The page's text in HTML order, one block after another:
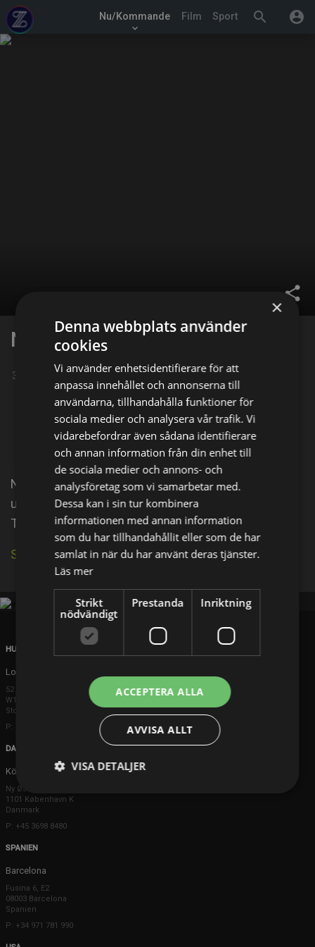
search account_circle
Nu/Kommande
keyboard_arrow_down
Film Sport
share
Nicola Rignanese
30-11-1965
Facebook X E-postadress
Nicola Rignanese is an actor, known for La mafia
uccide solo d'estate (2016), Il cacciatore (2018) and
The Rats (2018).
Se källa på IMDb
HUVUDKONTOR
London
52 Brook Street
W1K 5DS London
Storbritannien
P: +44 203 608 8181
DANMARK
Köpenhamn
Ny Østergade 20
1101 København K
Danmark
P: +45 3698 8480
SPANIEN
Barcelona
Fusina 6, E2
08003 Barcelona
Spanien
P: +34 971 781 990
×
Denna webbplats använder
cookies
Vi använder enhetsidentifierare för att
anpassa innehållet och annonserna till
användarna, tillhandahålla funktioner för
sociala medier och analysera vår trafik. Vi
vidarebefordrar även sådana identifierare
och annan information från din enhet till
de sociala medier och annons- och
analysföretag som vi samarbetar med.
Dessa kan i sin tur kombinera
informationen med annan information
som du har tillhandahållit eller som de har
samlat in när du har använt deras tjänster.
Läs mer
Strikt
nödvändigt
Prestanda Inriktning
ACCEPTERA ALLA
AVVISA ALLT
VISA DETALJER